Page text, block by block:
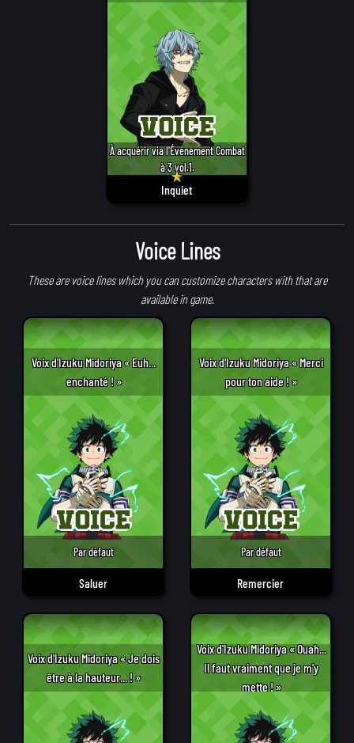
Inquiet
À acquérir via l'Événement Combat
à 3 vol.1.
Voice Lines
These are voice lines which you can customize characters with that are
available in game.
Saluer
Par défaut
Voix d'Izuku Midoriya « Euh...
enchanté ! »
Remercier
Par défaut
Voix d'Izuku Midoriya « Merci
pour ton aide ! »
Voix d'Izuku Midoriya « Je dois
être à la hauteur... ! »
Voix d'Izuku Midoriya « Ouah...
Il faut vraiment que je m'y
mette ! »